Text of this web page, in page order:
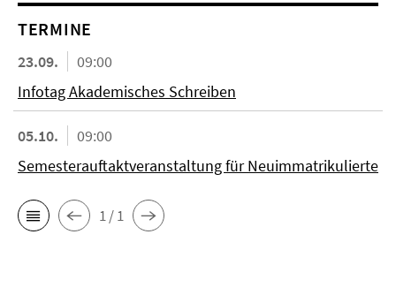
TERMINE
23.09.
09:00
Infotag Akademisches Schreiben
05.10.
09:00
Semesterauftaktveranstaltung für Neuimmatrikulierte
1 / 1